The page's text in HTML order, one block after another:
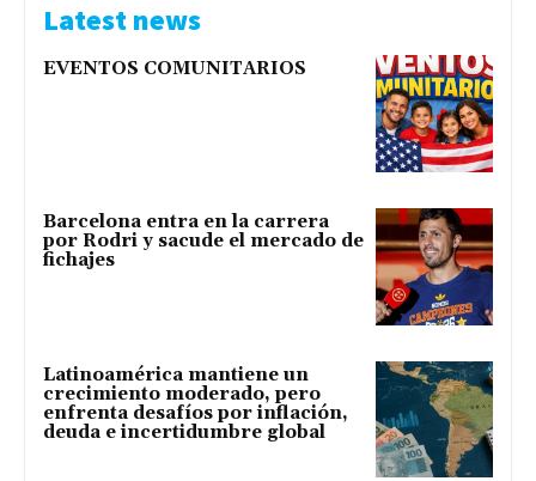
Latest news
EVENTOS COMUNITARIOS
Barcelona entra en la carrera
por Rodri y sacude el mercado de
fichajes
Latinoamérica mantiene un
crecimiento moderado, pero
enfrenta desafíos por inflación,
deuda e incertidumbre global